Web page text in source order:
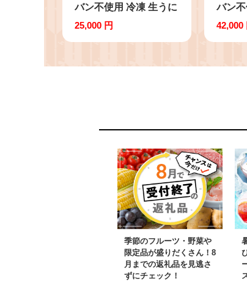
バン不使用 冷凍 生うに
キタムラサキウニ
に 冷凍うに ムラサキウ
25,000 円
バン
エゾ
うに
42,000
季節のフルーツ・野菜や
限定品が盛りだくさん！8
月までの返礼品を見逃さ
ずにチェック！